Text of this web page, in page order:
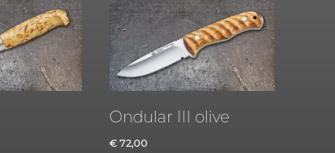
Ondular III olive
€72,00